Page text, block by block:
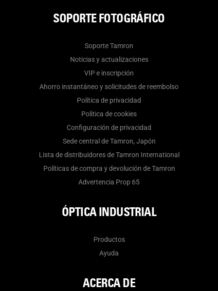
SOPORTE FOTOGRÁFICO
Soporte Tamron
Noticias y actualizaciones
VIP e inscripción
Ahorro instantáneo y solicitudes de reembolso
Política de privacidad
Política de cookies
Configuración de privacidad
Sede central de Tamron, Japón
Lista de distribuidores de Tamron International
Políticas de compra y devolución de Tamron
Advertencia Prop 65
ÓPTICA INDUSTRIAL
Productos
Ayuda
ACERCA DE